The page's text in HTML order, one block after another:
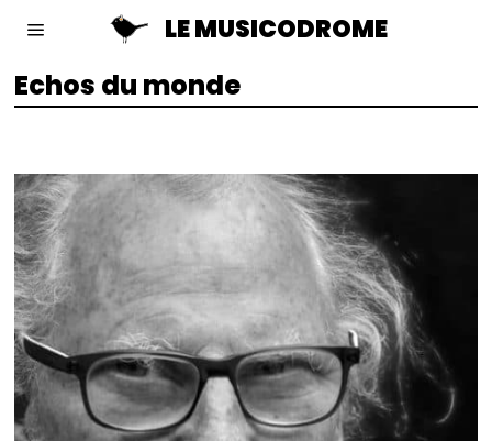
LE MUSICODROME
Echos du monde